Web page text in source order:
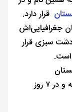
قرار دارد.
جغرافیایی‌اش
سبزی قرار
است.
این کلیسا به صورت ۲۴ ساعته و در ۷ روز